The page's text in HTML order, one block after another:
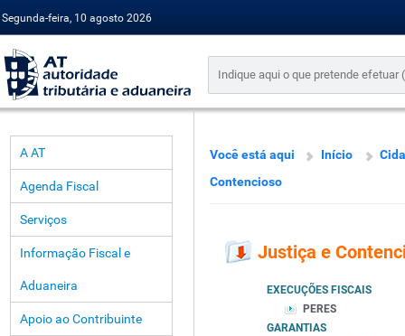
Segunda-feira, 10 agosto 2026
A AT
Agenda Fiscal
Serviços
Informação Fiscal e
Aduaneira
Apoio ao Contribuinte
Você está aqui Início
Contencioso
Justiça e
EXECUÇÕES FISCAIS
PERES
GARANTIAS